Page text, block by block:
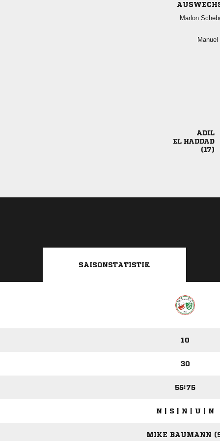



 

SAISONSTATISTIK
10
30
55:75
N | S | N | U | N
MIKE BAUMANN